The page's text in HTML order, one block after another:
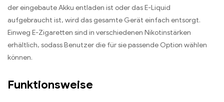
der eingebaute Akku entladen ist oder das E-Liquid
aufgebraucht ist, wird das gesamte Gerät einfach entsorgt.
Einweg E-Zigaretten sind in verschiedenen Nikotinstärken
erhältlich, sodass Benutzer die für sie passende Option wählen
können.
Funktionsweise